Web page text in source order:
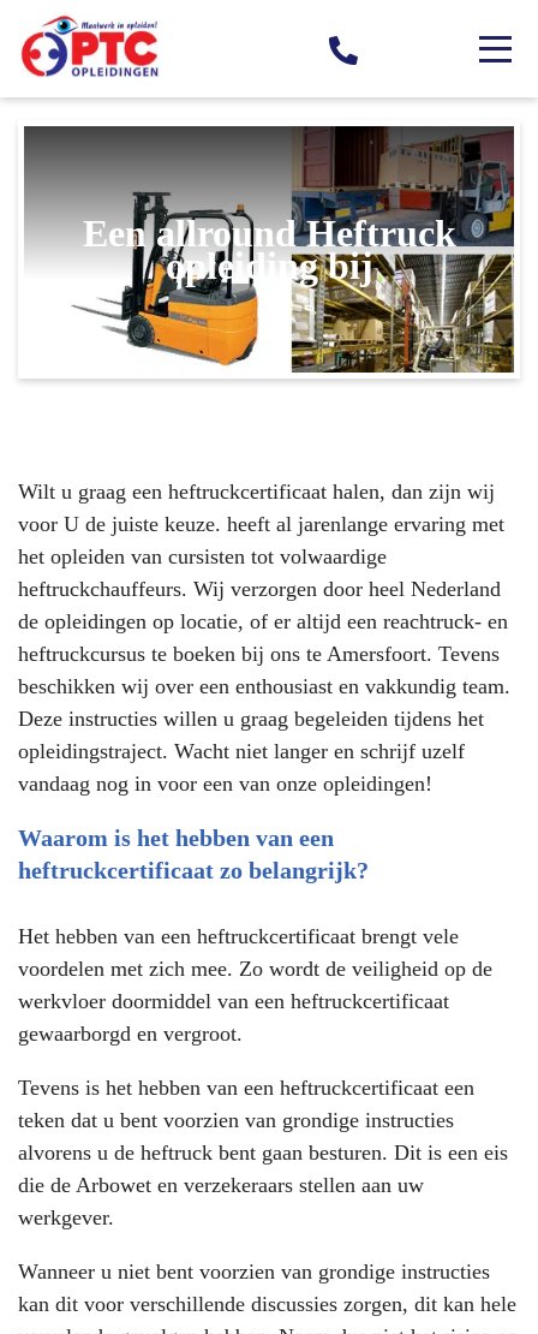
Een allround Heftruck
opleiding bij
Wilt u graag een heftruckcertificaat halen, dan zijn wij
voor U de juiste keuze. heeft al jarenlange ervaring met
het opleiden van cursisten tot volwaardige
heftruckchauffeurs. Wij verzorgen door heel Nederland
de opleidingen op locatie, of er altijd een reachtruck- en
heftruckcursus te boeken bij ons te Amersfoort. Tevens
beschikken wij over een enthousiast en vakkundig team.
Deze instructies willen u graag begeleiden tijdens het
opleidingstraject. Wacht niet langer en schrijf uzelf
vandaag nog in voor een van onze opleidingen!
Waarom is het hebben van een
heftruckcertificaat zo belangrijk?
Het hebben van een heftruckcertificaat brengt vele
voordelen met zich mee. Zo wordt de veiligheid op de
werkvloer doormiddel van een heftruckcertificaat
gewaarborgd en vergroot.
Tevens is het hebben van een heftruckcertificaat een
teken dat u bent voorzien van grondige instructies
alvorens u de heftruck bent gaan besturen. Dit is een eis
die de Arbowet en verzekeraars stellen aan uw
werkgever.
Wanneer u niet bent voorzien van grondige instructies
kan dit voor verschillende discussies zorgen, dit kan hele